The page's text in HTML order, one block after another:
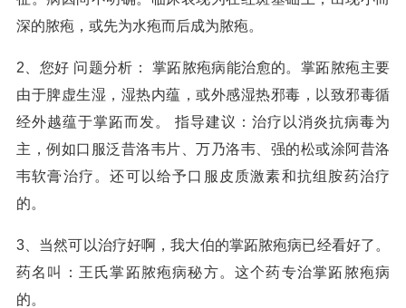
深的脓疱，或先为水疱而后成为脓疱。
2、您好 问题分析： 掌跖脓疱病能治愈的。掌跖脓疱主要
由于脾虚生湿，湿热内蕴，或外感湿热邪毒，以致邪毒循
经外越蕴于掌跖而发。 指导建议：治疗以消炎抗病毒为
主，例如口服泛昔洛韦片、万乃洛韦、强的松或涂阿昔洛
韦软膏治疗。还可以给予口服皮质激素和抗组胺药治疗
的。
3、当然可以治疗好啊，我大伯的掌跖脓疱病已经看好了。
药名叫：王氏掌跖脓疱病秘方。这个药专治掌跖脓疱病
的。